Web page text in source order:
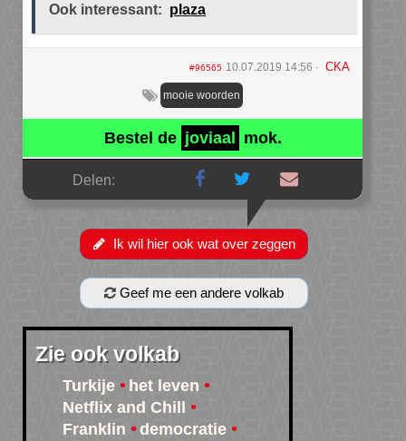
Ook interessant: plaza
#96565 10.07.2019 14:56 CKA
mooie woorden
Bestel de joviaal mok.
Delen:
Ik wil hier ook wat over zeggen
Geef me een andere volkab
Zie ook volkab
Turkije
het leven
Netflix and Chill
Franklin
democratie